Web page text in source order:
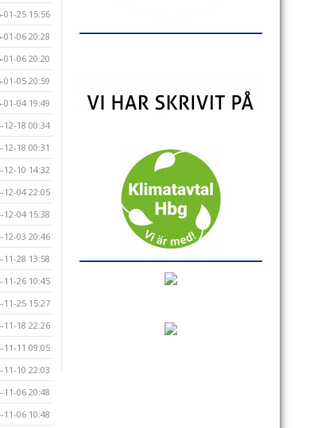
01-25 15:56
01-06 20:28
01-06 20:20
01-05 20:59
01-04 19:49
12-18 00:34
12-18 00:31
12-10 14:32
12-04 22:05
12-04 15:38
12-03 20:46
11-28 13:58
11-26 10:45
11-25 15:27
11-18 22:26
11-11 09:05
11-10 22:03
11-06 20:48
11-06 10:48